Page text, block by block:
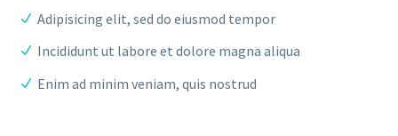
Adipisicing elit, sed do eiusmod tempor
Incididunt ut labore et dolore magna aliqua
Enim ad minim veniam, quis nostrud